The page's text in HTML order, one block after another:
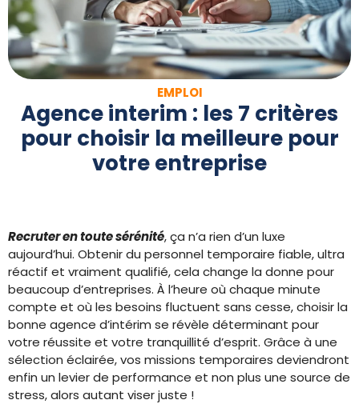
EMPLOI
Agence interim : les 7 critères
pour choisir la meilleure pour
votre entreprise
Recruter en toute sérénité, ça n’a rien d’un luxe
aujourd’hui. Obtenir du personnel temporaire fiable, ultra
réactif et vraiment qualifié, cela change la donne pour
beaucoup d’entreprises. À l’heure où chaque minute
compte et où les besoins fluctuent sans cesse, choisir la
bonne agence d’intérim se révèle déterminant pour
votre réussite et votre tranquillité d’esprit. Grâce à une
sélection éclairée, vos missions temporaires deviendront
enfin un levier de performance et non plus une source de
stress, alors autant viser juste !